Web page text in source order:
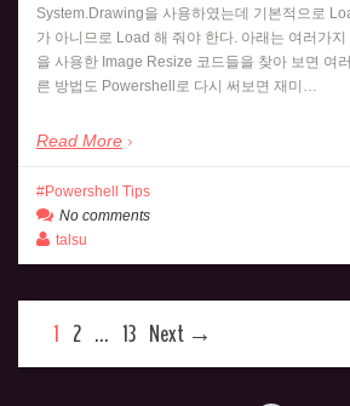
System.Drawing을 사용하였는데 기본적으로
가 아니므로 Load 해 줘야 한다. 아래는 여러가
을 사용한 Image Resize 코드들을 찾아 보면 여
른 방법도 Powershell로 다시 써보면 재미…
Read More
Powershell Tips
No comments
talsu
1 2 … 13 Next →